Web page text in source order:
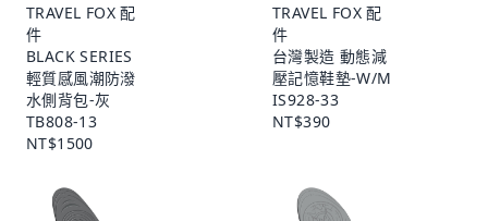
TRAVEL FOX 配
件
BLACK SERIES
輕質感風潮防潑
水側背包-灰
TB808-13
NT$1500
TRAVEL FOX 配
件
台灣製造 動態減
壓記憶鞋墊-W/M
IS928-33
NT$390